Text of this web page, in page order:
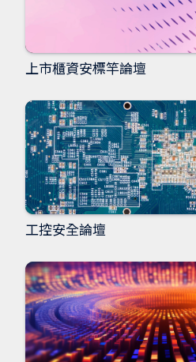
上市櫃資安標竿論壇
工控安全論壇